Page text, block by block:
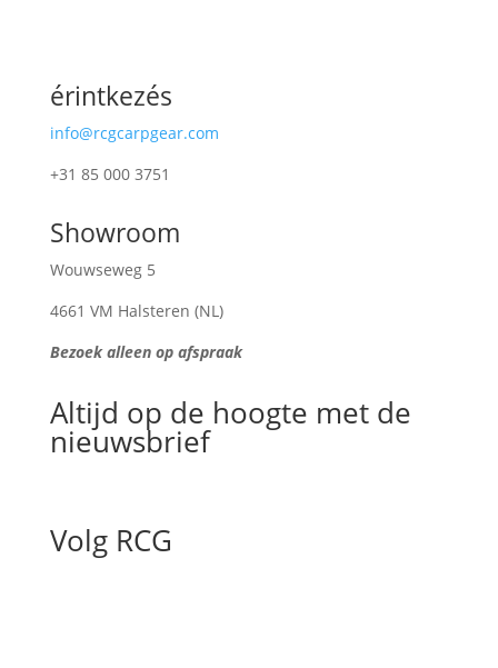
érintkezés
info@rcgcarpgear.com
+31 85 000 3751
Showroom
Wouwseweg 5
4661 VM Halsteren (NL)
Bezoek alleen op afspraak
Altijd op de hoogte met de
nieuwsbrief
Volg RCG